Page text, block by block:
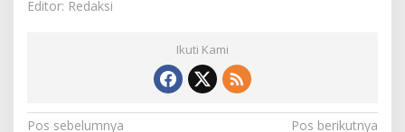
Editor: Redaksi
Ikuti Kami
Pos sebelumnya
Pos berikutnya